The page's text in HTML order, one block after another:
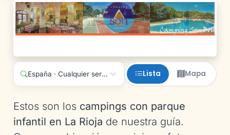
España · Cualquier servicio Lista Mapa
Estos son los campings con parque
infantil en La Rioja de nuestra guía.